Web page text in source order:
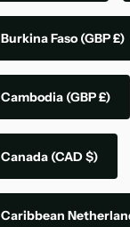
Burkina Faso(GBP £)
Cambodia (GBP £)
Canada (CAD $)
Caribbean